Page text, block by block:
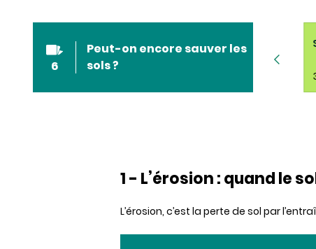
6
Peut-on encore sauver les
sols ?
Des sols essentiels à
la vie
Précieux sols
1 - L’érosion : quand le
L’érosion, c’est la perte de sol par